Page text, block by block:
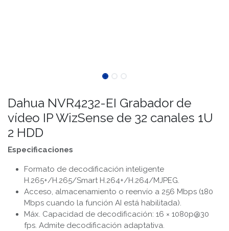
Dahua NVR4232-EI Grabador de
vídeo IP WizSense de 32 canales 1U
2 HDD
Especificaciones
Formato de decodificación inteligente
H.265+/H.265/Smart H.264+/H.264/MJPEG.
Acceso, almacenamiento o reenvío a 256 Mbps (180
Mbps cuando la función AI está habilitada).
Máx. Capacidad de decodificación: 16 × 1080p@30
fps. Admite decodificación adaptativa.